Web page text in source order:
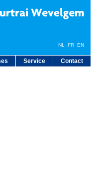
Service Contact
NL FR EN